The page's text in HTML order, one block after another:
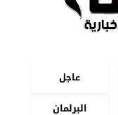
عاجل
البرلمان